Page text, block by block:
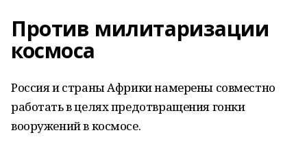
Против милитаризации
космоса
Россия и страны Африки намерены совместно
работать в целях предотвращения гонки
вооружений в космосе.